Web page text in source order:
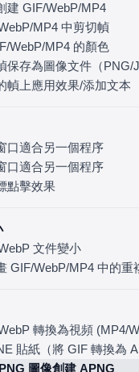
建 GIF/WebP/MP4
MP4 中剪切幀
WebP/MP4 的顏色
幀上應用效果/添加文本
口適合另一個程序
口適合另一個程序
點擊效果
文件變小
GIF/WebP/MP4 中的重
圖像創建 APNG